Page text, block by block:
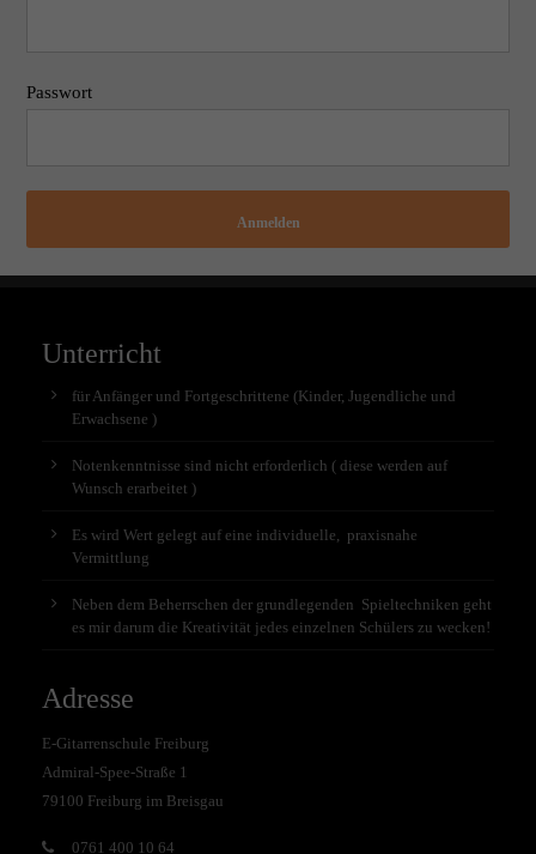
Passwort
Anmelden
Unterricht
für Anfänger und Fortgeschrittene (Kinder, Jugendliche und
Erwachsene )
Notenkenntnisse sind nicht erforderlich ( diese werden auf
Wunsch erarbeitet )
Es wird Wert gelegt auf eine individuelle, praxisnahe
Vermittlung
Neben dem Beherrschen der grundlegenden Spieltechniken geht
es mir darum die Kreativität jedes einzelnen Schülers zu wecken!
Adresse
E-Gitarrenschule Freiburg
Admiral-Spee-Straße 1
79100 Freiburg im Breisgau
0761 400 10 64